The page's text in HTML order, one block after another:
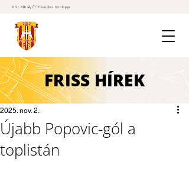
A St. Mihály FC hivatalos honlapja
FRISS HÍREK
Újabb Popovic-gól a
toplistán
2025. nov. 2.